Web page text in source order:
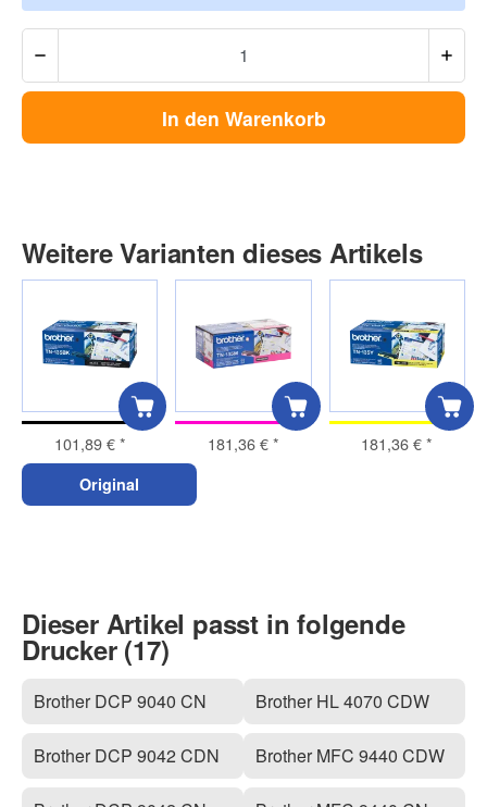
In den Warenkorb
Weitere Varianten dieses Artikels
101,89 €* 181,36 €* 181,36 €*
Original
Dieser Artikel passt in folgende
Drucker (17)
Brother DCP 9040 CN
Brother DCP 9042 CDN
Brother HL 4070 CDW
Brother MFC 9440 CDW